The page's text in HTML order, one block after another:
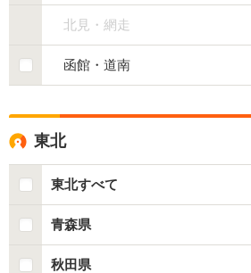
北見・網走
函館・道南
東北
東北すべて
青森県
秋田県